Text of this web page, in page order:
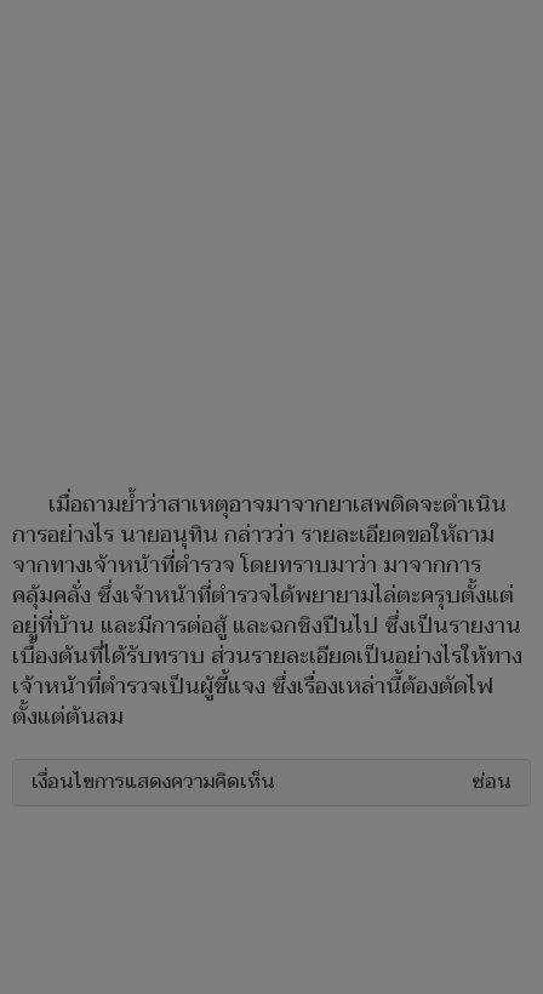
เมื่อถามย้ำว่าสาเหตุอาจมาจากยาเสพติดจะดำเนิน
การอย่างไร นายอนุทิน กล่าวว่า รายละเอียดขอให้ถาม
จากทางเจ้าหน้าที่ตำรวจ โดยทราบมาว่า มาจากการ
คลุ้มคลั่ง ซึ่งเจ้าหน้าที่ตำรวจได้พยายามไล่ตะครุบตั้งแต่
อยู่ที่บ้าน และมีการต่อสู้ และฉกชิงปืนไป ซึ่งเป็นรายงาน
เบื้องต้นที่ได้รับทราบ ส่วนรายละเอียดเป็นอย่างไรให้ทาง
เจ้าหน้าที่ตำรวจเป็นผู้ชี้แจง ซึ่งเรื่องเหล่านี้ต้องตัดไฟ
ตั้งแต่ต้นลม
เงื่อนไขการแสดงความคิดเห็น ซ่อน